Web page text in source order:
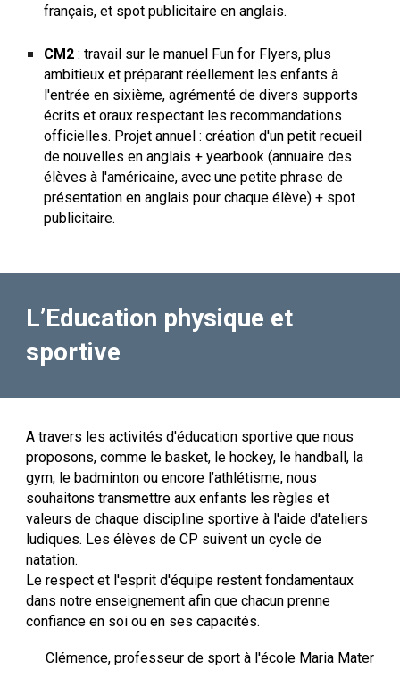
français, et spot publicitaire en anglais.
CM2 :travail sur le manuel Fun for Flyers, plus
ambitieux et préparant réellement les enfants à
l'entrée en sixième, agrémenté de divers supports
écrits et oraux respectant les recommandations
officielles. Projet annuel: création d'un petit recueil
de nouvelles en anglais + yearbook (annuaire des
élèves à l'américaine, avec une petite phrase de
présentation en anglais pour chaque élève) + spot
publicitaire.
L’Education physique et
sportive
A travers les activités d'éducation sportive que nous
proposons, comme le basket, le hockey, le handball, la
gym, le badminton ou encore l’athlétisme, nous
souhaitons transmettre aux enfants les règles et
valeurs de chaque discipline sportiveà l'aide d'ateliers
ludiques. Les élèves de CP suivent un cycle de
natation.
Le respect et l'esprit d'équipe restent fondamentaux
dans notre enseignement afin que chacun prenne
confiance en soi ou en ses capacités.
Clémence, professeur de sport à l'école Maria Mater